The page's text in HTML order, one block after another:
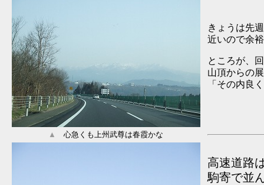
きょうは先
近いので余
ところが、
山頂からの
「その内良
▲ 心急くも上州武尊は春霞かな
高速道路
駒寄で並